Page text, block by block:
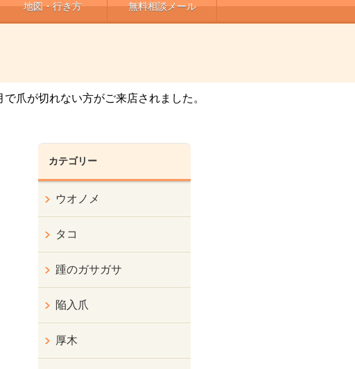
地図・行き方 無料相談メール
で爪が切れない方がご来店されました。
カテゴリー
ウオノメ
タコ
踵のガサガサ
陥入爪
厚木